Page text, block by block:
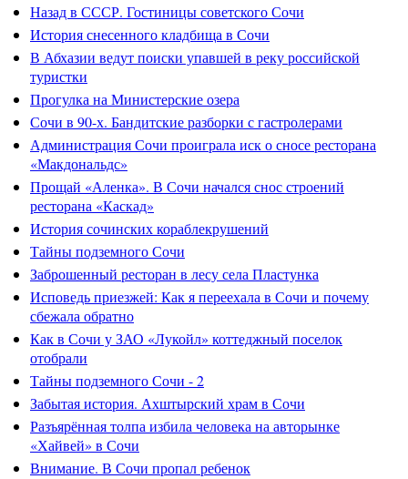
Назад в СССР. Гостиницы советского Сочи
История снесенного кладбища в Сочи
В Абхазии ведут поиски упавшей в реку российской
туристки
Прогулка на Министерские озера
Сочи в 90-х. Бандитские разборки с гастролерами
Администрация Сочи проиграла иск о сносе ресторана
«Макдональдс»
Прощай «Аленка». В Сочи начался снос строений
ресторана «Каскад»
История сочинских кораблекрушений
Тайны подземного Сочи
Заброшенный ресторан в лесу села Пластунка
Исповедь приезжей: Как я переехала в Сочи и почему
сбежала обратно
Как в Сочи у ЗАО «Лукойл» коттеджный поселок
отобрали
Тайны подземного Сочи - 2
Забытая история. Ахштырский храм в Сочи
Разъярённая толпа избила человека на авторынке
«Хайвей» в Сочи
Внимание. В Сочи пропал ребенок